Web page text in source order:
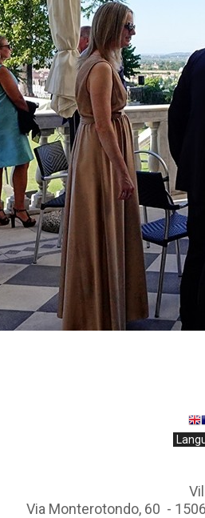
Via Monterotondo, 60 -